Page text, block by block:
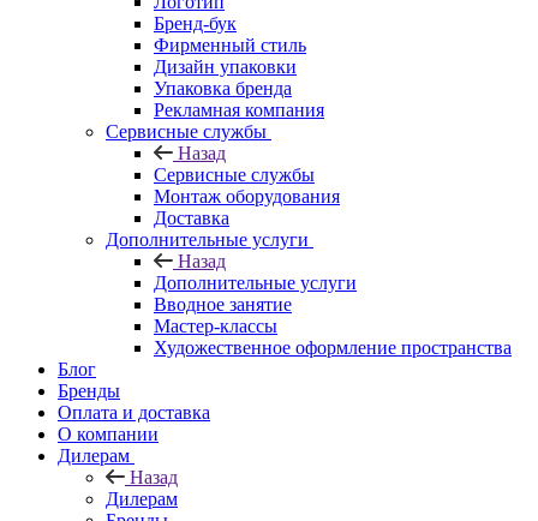
Бренд-бук
Фирменный стиль
Дизайн упаковки
Упаковка бренда
Рекламная компания
Сервисные службы
Назад
Сервисные службы
Монтаж оборудования
Доставка
Дополнительные услуги
Назад
Дополнительные услуги
Вводное занятие
Мастер-классы
Художественное оформление пространства
Блог
Бренды
Оплата и доставка
О компании
Дилерам
Назад
Дилерам